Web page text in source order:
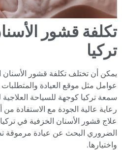
تكلفة قشور
تركيا
يمكن أن تختلف تكلفة قشور الأسنان
عوامل مثل موقع العيادة
سمعة تركيا كوجهة للسياحة
رعاية عالية الجودة مع الاستفادة
علاج قشور الأسنان الخزفية في
الضروري البحث عن عيادة مرموقة
واختيارها.